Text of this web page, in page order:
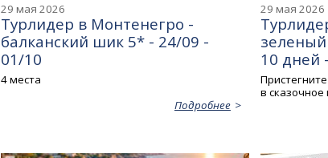
29 мая 2026
Турлидер в Монтенегро -
балканский шик 5* - 24/09 -
01/10
4 места
Подробнее
29 мая 2026
10 дней
в